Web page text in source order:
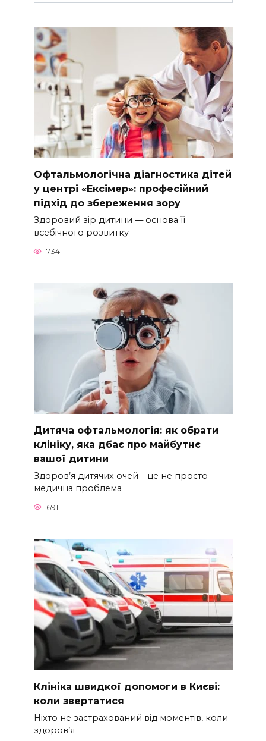
Офтальмологічна діагностика дітей
у центрі «Ексімер»: професійний
підхід до збереження зору
Здоровий зір дитини — основа її
всебічного розвитку
734
Дитяча офтальмологія: як обрати
клініку, яка дбає про майбутнє
вашої дитини
Здоров’я дитячих очей – це не просто
медична проблема
691
Клініка швидкої допомоги в Києві:
коли звертатися
Ніхто не застрахований від моментів, коли
здоров’я